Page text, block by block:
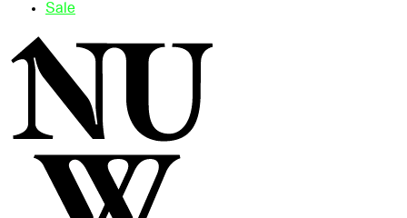
Sale